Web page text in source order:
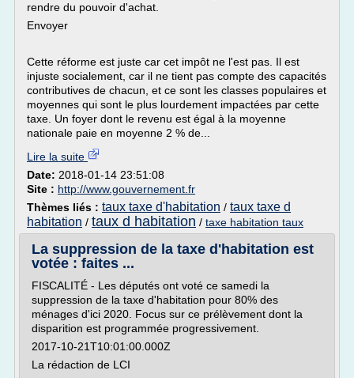
rendre du pouvoir d'achat.
Envoyer
Cette réforme est juste car cet impôt ne l'est pas. Il est
injuste socialement, car il ne tient pas compte des capacités
contributives de chacun, et ce sont les classes populaires et
moyennes qui sont le plus lourdement impactées par cette
taxe. Un foyer dont le revenu est égal à la moyenne
nationale paie en moyenne 2 % de...
Lire la suite
Date: 2018-01-14 23:51:08
Site : http://www.gouvernement.fr
Thèmes liés : taux taxe d'habitation / taux taxe d
habitation / taux d habitation / taxe habitation taux
La suppression de la taxe d'habitation est
votée : faites ...
FISCALITÉ - Les députés ont voté ce samedi la
suppression de la taxe d'habitation pour 80% des
ménages d'ici 2020. Focus sur ce prélèvement dont la
disparition est programmée progressivement.
2017-10-21T10:01:00.000Z
La rédaction de LCI